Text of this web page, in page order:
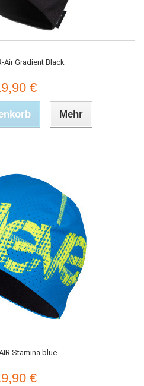
Air Gradient Black
€
Mehr
Stamina blue
€